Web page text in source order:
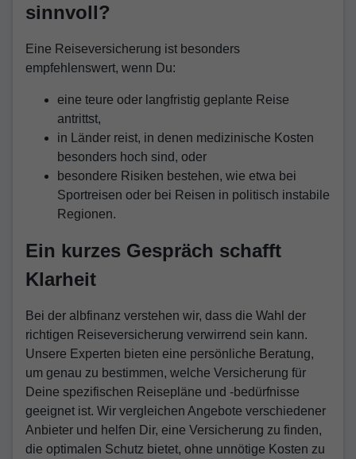
sinnvoll?
Eine Reiseversicherung ist besonders
empfehlenswert, wenn Du:
eine teure oder langfristig geplante Reise
antrittst,
in Länder reist, in denen medizinische Kosten
besonders hoch sind, oder
besondere Risiken bestehen, wie etwa bei
Sportreisen oder bei Reisen in politisch instabile
Regionen.
Ein kurzes Gespräch schafft
Klarheit
Bei der albfinanz verstehen wir, dass die Wahl der
richtigen Reiseversicherung verwirrend sein kann.
Unsere Experten bieten eine persönliche Beratung,
um genau zu bestimmen, welche Versicherung für
Deine spezifischen Reisepläne und -bedürfnisse
geeignet ist. Wir vergleichen Angebote verschiedener
Anbieter und helfen Dir, eine Versicherung zu finden,
die optimalen Schutz bietet, ohne unnötige Kosten zu